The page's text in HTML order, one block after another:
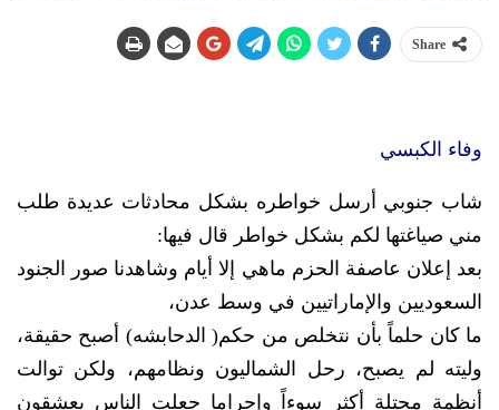
Share
وفاء الكبسي
شاب جنوبي أرسل خواطره بشكل محادثات عديدة طلب
مني صياغتها لكم بشكل خواطر قال فيها:
بعد إعلان عاصفة الحزم ماهي إلا أيام وشاهدنا صور الجنود
السعوديين والإماراتيين في وسط عدن،
ما كان حلماً بأن نتخلص من حكم( الدحابشه) أصبح حقيقة،
وليته لم يصبح، رحل الشماليون ونظامهم، ولكن توالت
أنظمة محتلة أكثر سوءاً وإجراما جعلت الناس يعشقون